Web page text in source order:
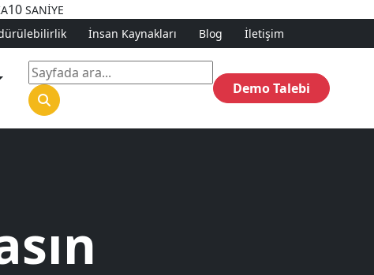
10 SANİYE
İnsan Kaynakları Blog İletişim
Demo Talebi